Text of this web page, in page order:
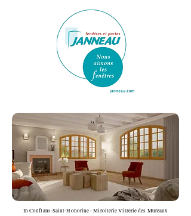
In Conflans-Saint-Honorine - Miroiterie Vitrerie des Mureaux